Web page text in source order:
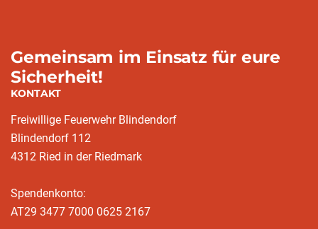
Gemeinsam im Einsatz für eure
Sicherheit!
KONTAKT
Freiwillige Feuerwehr Blindendorf
Blindendorf 112
4312 Ried in der Riedmark
Spendenkonto:
AT29 3477 7000 0625 2167